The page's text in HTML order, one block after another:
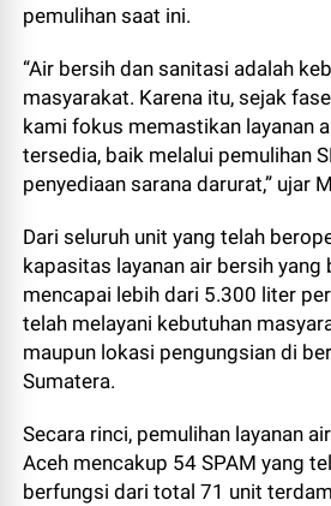
pemulihan saat ini.
“Air bersih dan sanitasi adalah
masyarakat. Karena itu, sejak
kami fokus memastikan layanan
tersedia, baik melalui pemulihan
penyediaan sarana darurat,” ujar
Dari seluruh unit yang telah
kapasitas layanan air bersih yang
mencapai lebih dari 5.300 liter
telah melayani kebutuhan
maupun lokasi pengungsian di
Sumatera.
Secara rinci, pemulihan layanan
Aceh mencakup 54 SPAM yang
berfungsi dari total 71 unit